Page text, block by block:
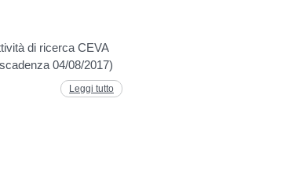
di ricerca CEVA
04/08/2017)
Leggi tutto